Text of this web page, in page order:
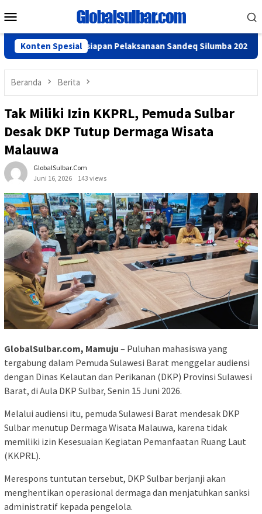
ke
Mobile
Konten Spesial
Persiapan Pelaksanaan Sandeq Silumba 2026
Beranda Berita
Tak Miliki Izin KKPRL, Pemuda Sulbar
Desak DKP Tutup Dermaga Wisata
Malauwa
GlobalSulbar.com
Juni 16, 2026
143 views
GlobalSulbar.com, Mamuju – Puluhan mahasiswa yang
tergabung dalam Pemuda Sulawesi Barat menggelar audiensi
dengan Dinas Kelautan dan Perikanan (DKP) Provinsi Sulawesi
Barat, di Aula DKP Sulbar, Senin 15 Juni 2026.
Melalui audiensi itu, pemuda Sulawesi Barat mendesak DKP
Sulbar menutup Dermaga Wisata Malauwa, karena tidak
memiliki izin Kesesuaian Kegiatan Pemanfaatan Ruang Laut
(KKPRL).
Merespons tuntutan tersebut, DKP Sulbar berjanji akan
menghentikan operasional dermaga dan menjatuhkan sanksi
administratif kepada pengelola.